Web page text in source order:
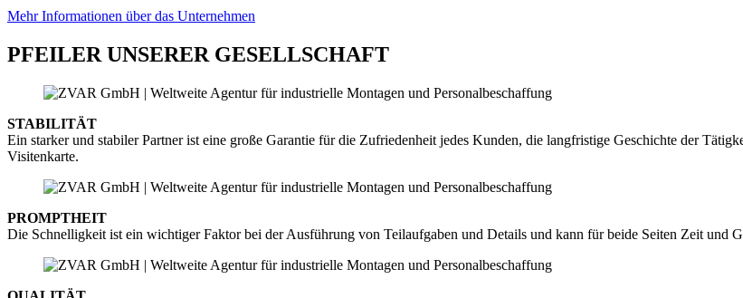
Mehr Informationen über das Unternehmen
PFEILER UNSERER GESELLSCHAFT
STABILITÄT
Ein starker und stabiler Partner ist eine große Garantie für die Zufriedenheit jedes Kunden, die langfristige Geschichte der
Visitenkarte.
PROMPTHEIT
Die Schnelligkeit ist ein wichtiger Faktor bei der Ausführung von Teilaufgaben und Details und kann für beide Seiten Zeit und